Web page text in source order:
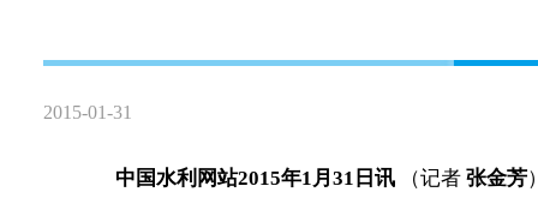
2015-01-31
中国水利网站2015年1月31日讯 （记者 张金芳